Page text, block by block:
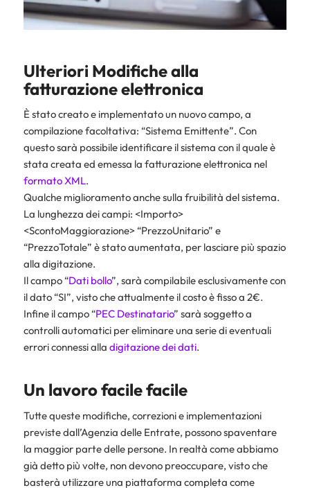
Ulteriori Modifiche alla
fatturazione elettronica
È stato creato e implementato un nuovo campo, a
compilazione facoltativa: “Sistema Emittente”. Con
questo sarà possibile identificare il sistema con il quale è
stata creata ed emessa la fatturazione elettronica nel
formato XML.
Qualche miglioramento anche sulla fruibilità del sistema.
La lunghezza dei campi: <Importo>
<ScontoMaggiorazione> “PrezzoUnitario” e
“PrezzoTotale” è stato aumentata, per lasciare più spazio
alla digitazione.
Il campo “Dati bollo”, sarà compilabile esclusivamente con
il dato “SI”, visto che attualmente il costo è fisso a 2€.
Infine il campo “PEC Destinatario” sarà soggetto a
controlli automatici per eliminare una serie di eventuali
errori connessi alla digitazione dei dati.
Un lavoro facile facile
Tutte queste modifiche, correzioni e implementazioni
previste dall’Agenzia delle Entrate, possono spaventare
la maggior parte delle persone. In realtà come abbiamo
già detto più volte, non devono preoccupare, visto che
basterà utilizzare una piattaforma completa come